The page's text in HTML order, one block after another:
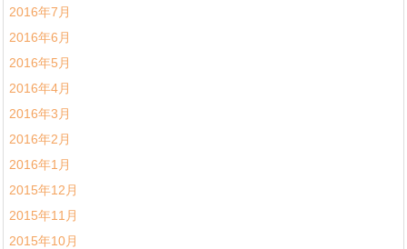
2016年7月
2016年6月
2016年5月
2016年4月
2016年3月
2016年2月
2016年1月
2015年12月
2015年11月
2015年10月